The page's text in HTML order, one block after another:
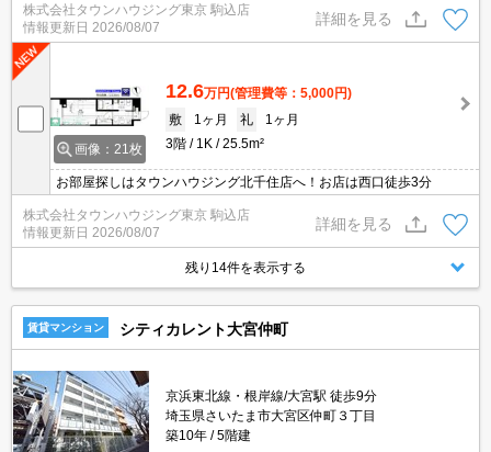
株式会社タウンハウジング東京 駒込店
情報更新日 2026/08/07
詳細を見る
画像：21枚
12.6万円(管理費等：5,000円)
敷
1ヶ月 礼
1ヶ月
3階
1K 25.5m²
お部屋探しはタウンハウジング北千住店へ！お店は西口徒歩3分
株式会社タウンハウジング東京 駒込店
情報更新日 2026/08/07
詳細を見る
残り14件を表示する
賃貸マンション シティカレント大宮仲町
京浜東北線・根岸線/大宮駅 徒歩9分
埼玉県さいたま市大宮区仲町３丁目
築10年
5階建